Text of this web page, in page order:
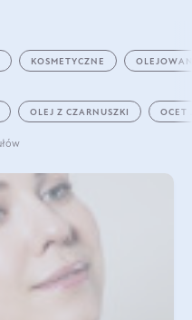
KOSMETYCZNE
OLEJ Z CZARNUSZKI OCET